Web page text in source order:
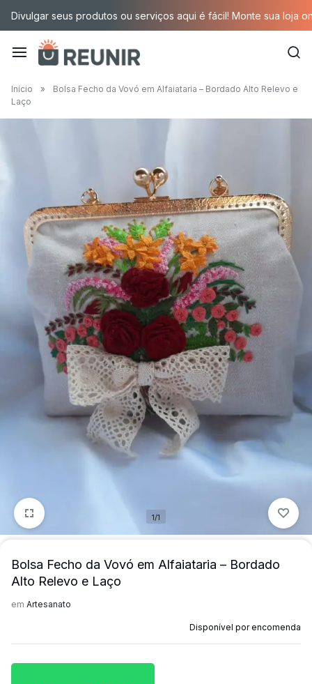
conteúdo
Divulgar seus produtos ou serviços aqui é fácil! Monte sua loja
oportunizando
trabalho
decente
para
quem
mais
precisa!
Início »
Bolsa Fecho da Vovó em Alfaiataria – Bordado Alto Relevo e
Laço
1/1
Bolsa Fecho da Vovó em Alfaiataria – Bordado
Alto Relevo e Laço
em Artesanato
Disponível por encomenda